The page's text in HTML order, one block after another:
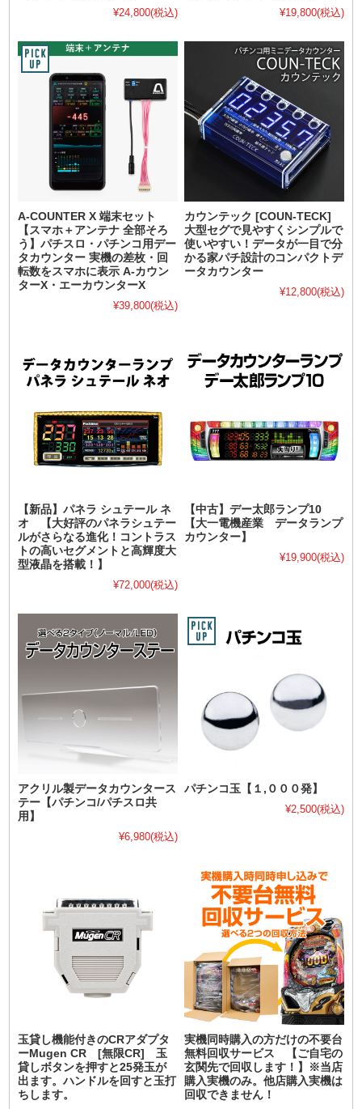
¥24,800(税込)
¥19,800(税込)
A-COUNTER X 端末セット
【スマホ＋アンテナ 全部そろ
う】パチスロ・パチンコ用デー
タカウンター 実機の差枚・回
転数をスマホに表示 A-カウン
ターX・エーカウンターX
¥39,800(税込)
カウンテック [COUN-TECK]
大型セグで見やすくシンプルで
使いやすい！データが一目で分
かる家パチ設計のコンパクトデ
ータカウンター
¥12,800(税込)
【新品】パネラ シュテール ネ
オ 【大好評のパネラシュテー
ルがさらなる進化！コントラス
トの高いセグメントと高輝度大
型液晶を搭載！】
¥72,000(税込)
【中古】デー太郎ランプ10
【大一電機産業 データランプ
カウンター】
¥19,900(税込)
アクリル製データカウンタース
テー【パチンコ/パチスロ共
用】
¥6,980(税込)
パチンコ玉【１,０００発】
¥2,500(税込)
玉貸し機能付きのCRアダプタ
ーMugen CR [無限CR] 玉
貸しボタンを押すと25発玉が
出ます。ハンドルを回すと玉打
ちします。
実機同時購入の方だけの不要台
無料回収サービス 【ご自宅の
玄関先で回収します！】※当店
購入実機のみ。他店購入実機は
回収できません！